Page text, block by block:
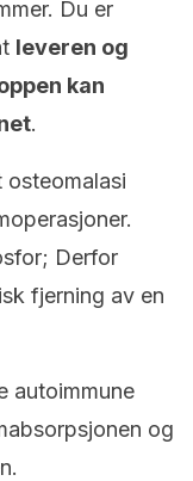
Du er
leveren og
kan
.
osteomalasi
Derfor
fjerning av en
autoimmune
og